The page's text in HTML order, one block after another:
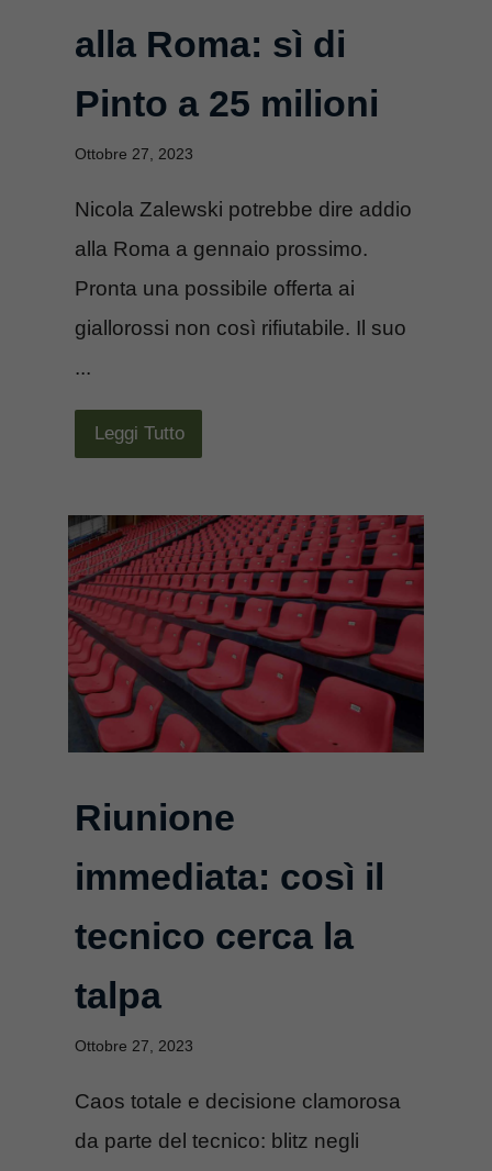
alla Roma: sì di
Pinto a 25 milioni
Ottobre 27, 2023
Nicola Zalewski potrebbe dire addio
alla Roma a gennaio prossimo.
Pronta una possibile offerta ai
giallorossi non così rifiutabile. Il suo
...
Leggi Tutto
Riunione
immediata: così il
tecnico cerca la
talpa
Ottobre 27, 2023
Caos totale e decisione clamorosa
da parte del tecnico: blitz negli